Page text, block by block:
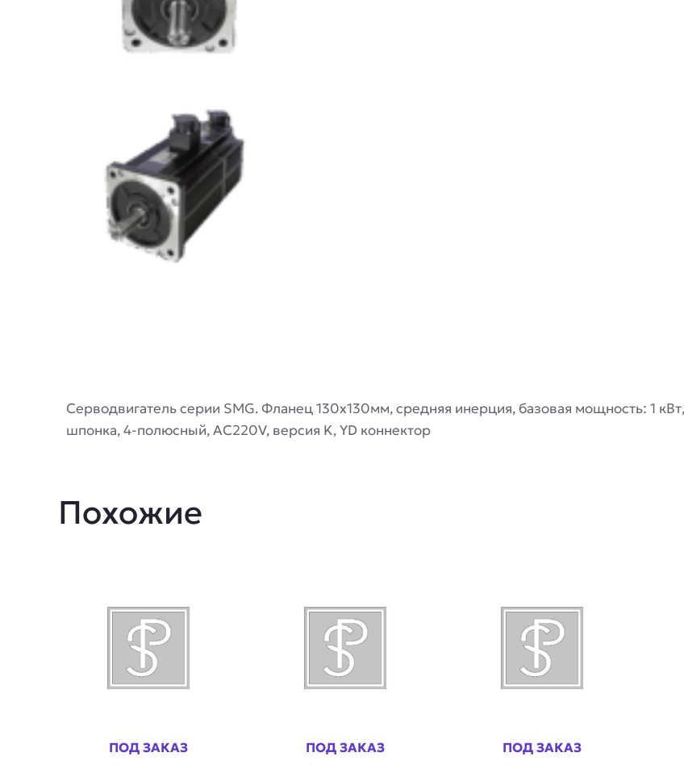
Серводвигатель серии SMG. Фланец 130х130мм, средняя инерция, базовая мощность: 1
шпонка, 4-полюсный, AC220V, версия K, YD коннектор
Похожие
ПОД ЗАКАЗ ПОД ЗАКАЗ ПОД ЗАКАЗ